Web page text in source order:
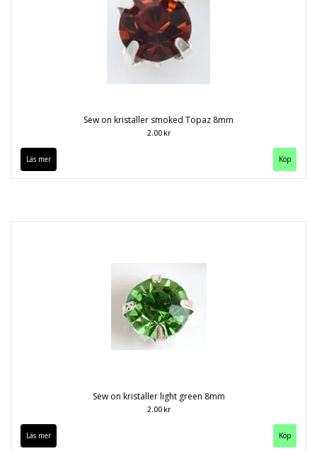
Sew on kristaller smoked Topaz 8mm
2.00 kr
Läs mer Köp
Sew on kristaller light green 8mm
2.00 kr
Läs mer Köp